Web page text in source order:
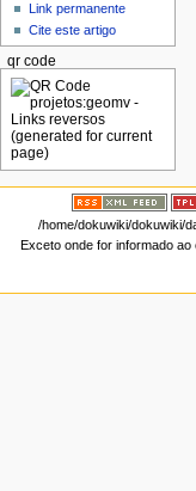
Link permanente
Cite este artigo
qr code
/home/dokuwiki/dokuwiki/
Exceto onde for informado